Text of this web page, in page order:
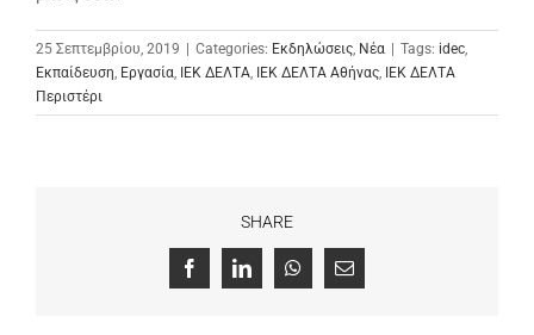
25 Σεπτεμβρίου, 2019 Categories: Εκδηλώσεις, Νέα Tags: idec,
Εκπαίδευση, Εργασία, ΙΕΚ ΔΕΛΤΑ, ΙΕΚ ΔΕΛΤΑ Αθήνας, ΙΕΚ ΔΕΛΤΑ
Περιστέρι
SHARE
FacebookLinkedInWhatsApp
Email